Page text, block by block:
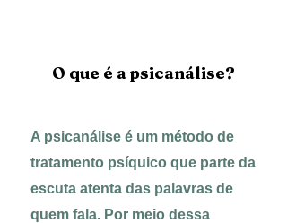
O que é a psicanálise?
A psicanálise é um método de
tratamento psíquico que parte da
escuta atenta das palavras de
quem fala. Por meio dessa